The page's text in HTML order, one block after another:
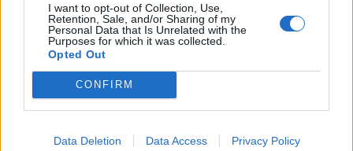
I want to opt-out of Collection, Use,
Retention, Sale, and/or Sharing of my
Personal Data that Is Unrelated with the
Purposes for which it was collected.
Opted Out
CONFIRM
Data Deletion Data Access Privacy Policy